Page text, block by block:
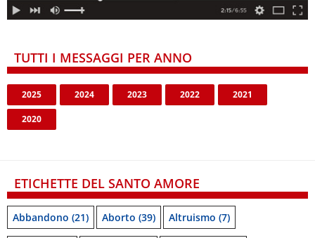
TUTTI I MESSAGGI PER ANNO
2025 2024 2023 2022 2021
2020
ETICHETTE DEL SANTO AMORE
Abbandono (21) Aborto (39) Altruismo (7)